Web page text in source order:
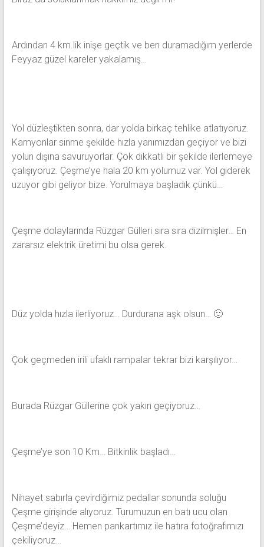
Ardından 4 km.lik inişe geçtik ve ben duramadığım yerlerde
Feyyaz güzel kareler yakalamış…
Yol düzleştikten sonra, dar yolda birkaç tehlike atlatıyoruz.
Kamyonlar sinme şekilde hızla yanımızdan geçiyor ve bizi
yolun dışına savuruyorlar. Çok dikkatli bir şekilde ilerlemeye
çalışıyoruz. Çeşme’ye hala 20 km yolumuz var. Yol giderek
uzuyor gibi geliyor bize. Yorulmaya başladık çünkü…
Çeşme dolaylarında Rüzgar Gülleri sıra sıra dizilmişler… En
zararsız elektrik üretimi bu olsa gerek.
Düz yolda hızla ilerliyoruz… Durdurana aşk olsun… 🙂
Çok geçmeden irili ufaklı rampalar tekrar bizi karşılıyor…
Burada Rüzgar Güllerine çok yakın geçiyoruz…
Çeşme’ye son 10 Km… Bitkinlik başladı…
Nihayet sabırla çevirdiğimiz pedallar sonunda soluğu
Çeşme girişinde alıyoruz. Turumuzun en batı ucu olan
Çeşme’deyiz… Hemen pankartımız ile hatıra fotoğrafımızı
çekiliyoruz…